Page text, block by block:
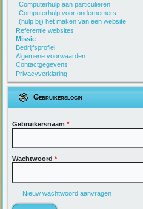
Computerhulp aan particulieren
Computerhulp voor ondernemers
(hulp bij) het maken van een website
Referentie websites
Missie
Bedrijfsprofiel
Algemene voorwaarden
Contactgegevens
Privacyverklaring
Gebruikerslogin
Gebruikersnaam*
Wachtwoord*
Nieuw wachtwoord aanvragen